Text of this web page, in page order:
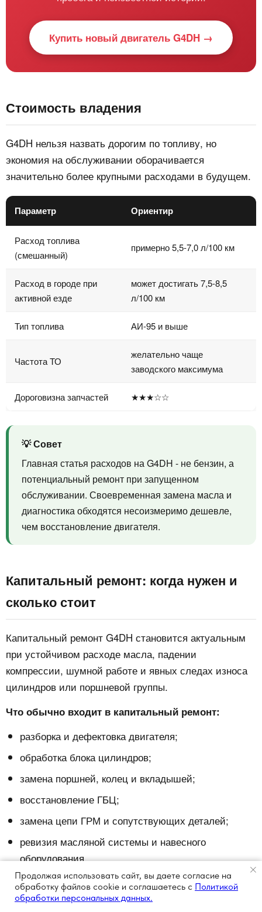
Купить новый двигатель G4DH →
Стоимость владения
G4DH нельзя назвать дорогим по топливу, но
экономия на обслуживании оборачивается
значительно более крупными расходами в будущем.
Параметр Ориентир
Расход топлива
(смешанный)
примерно 5,5-7,0 л/100 км
Расход в городе при
активной езде
может достигать 7,5-8,5
л/100 км
Тип топлива АИ-95 и выше
Частота ТО
желательно чаще
заводского максимума
Дороговизна запчастей ★★★☆☆
💡 Совет
Главная статья расходов на G4DH - не бензин, а
потенциальный ремонт при запущенном
обслуживании. Своевременная замена масла и
диагностика обходятся несоизмеримо дешевле,
чем восстановление двигателя.
Капитальный ремонт: когда нужен и
сколько стоит
Капитальный ремонт G4DH становится актуальным
при устойчивом расходе масла, падении
компрессии, шумной работе и явных следах износа
цилиндров или поршневой группы.
Что обычно входит в капитальный ремонт:
разборка и дефектовка двигателя;
обработка блока цилиндров;
замена поршней, колец и вкладышей;
восстановление ГБЦ;
замена цепи ГРМ и сопутствующих деталей;
ревизия масляной системы и навесного
оборудования.
💡 Считаем по-честному
Продолжая использовать сайт, вы даете согласие на
обработку файлов cookie и соглашаетесь с Политикой
обработки персональных данных.